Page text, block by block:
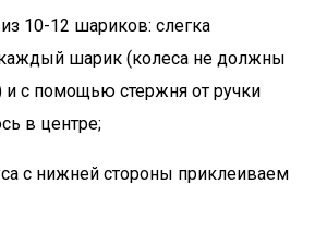
10-12 шариков: слегка
шарик (колеса не должны
с помощью стержня от ручки
в центре;
с нижней стороны приклеиваем